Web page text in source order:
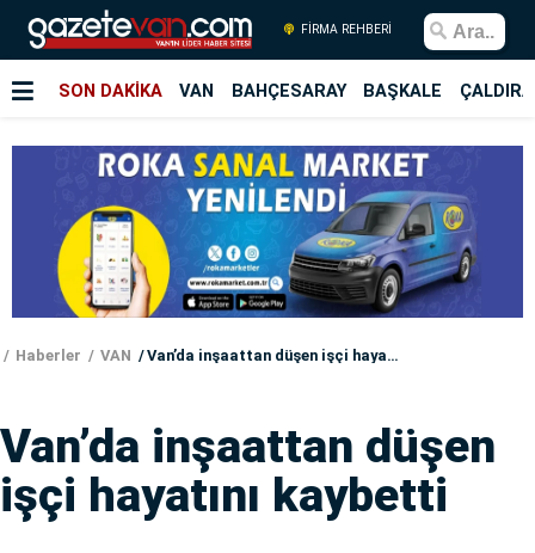
FİRMA REHBERİ
SON DAKİKA VAN BAHÇESARAY BAŞKALE
Haberler VAN Van’da inşaattan düşen işçi hayatını kaybetti
Van’da inşaattan düşen
işçi hayatını kaybetti